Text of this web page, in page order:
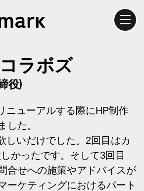
ラボズ
役)
ニューアルする際にHP制作
した。
しいだけでした。2回目はカ
かったです。そして3回目
合せへの施策やアドバイスが
ーケティングにおけるパート